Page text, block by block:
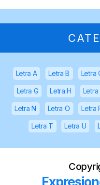
Letra A Letra B Letra
Letra G Letra H Letra
Letra N Letra O Letra
Letra T Letra U